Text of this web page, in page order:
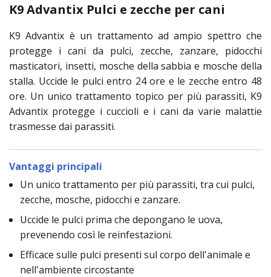
K9 Advantix Pulci e zecche per cani
K9 Advantix è un trattamento ad ampio spettro che
protegge i cani da pulci, zecche, zanzare, pidocchi
masticatori, insetti, mosche della sabbia e mosche della
stalla. Uccide le pulci entro 24 ore e le zecche entro 48
ore. Un unico trattamento topico per più parassiti, K9
Advantix protegge i cuccioli e i cani da varie malattie
trasmesse dai parassiti.
Vantaggi principali
Un unico trattamento per più parassiti, tra cui pulci,
zecche, mosche, pidocchi e zanzare.
Uccide le pulci prima che depongano le uova,
prevenendo così le reinfestazioni.
Efficace sulle pulci presenti sul corpo dell'animale e
nell'ambiente circostante